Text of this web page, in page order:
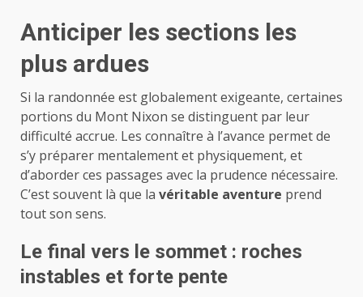
Anticiper les sections les
plus ardues
Si la randonnée est globalement exigeante, certaines
portions du Mont Nixon se distinguent par leur
difficulté accrue. Les connaître à l’avance permet de
s’y préparer mentalement et physiquement, et
d’aborder ces passages avec la prudence nécessaire.
C’est souvent là que la véritable aventure prend
tout son sens.
Le final vers le sommet : roches
instables et forte pente